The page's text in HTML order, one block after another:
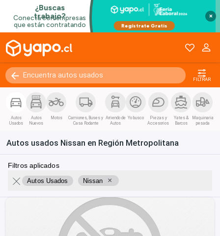
×
FILTRAR
Autos
Usados
Autos
Nuevos
Motos
Camiones, Buses y
Casa Rodante
Arriendo de
Autos
Yo busco
Piezas y
Accesorios
Yates &
Barcos
Maquinaria
pesada
Autos usados Nissan en Región Metropolitana
Filtros aplicados
Autos Usados Nissan ×